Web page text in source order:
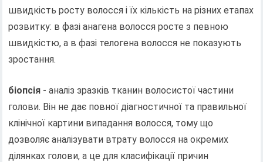
швидкість росту волосся і їх кількість на різних етапах
розвитку: в фазі анагена волосся росте з певною
швидкістю, а в фазі телогена волосся не показують
зростання.
біопсія - аналіз зразків тканин волосистої частини
голови. Він не дає повної діагностичної та правильної
клінічної картини випадання волосся, тому що
дозволяє аналізувати втрату волосся на окремих
ділянках голови, а це для класифікації причин